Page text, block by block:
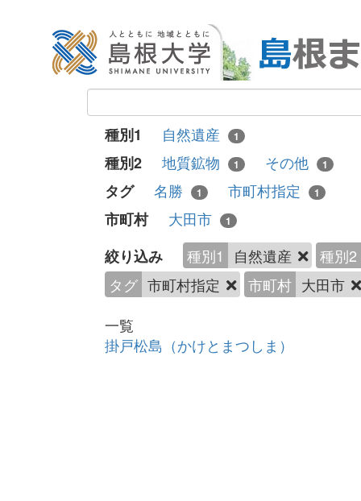
種別1 自然遺産 1
種別2 地質鉱物 1 その他 1
タグ 名勝 1 市町村指定 1
市町村 大田市 1
絞り込み 種別1 自然遺産
種別2
タグ 市町村指定 市町村 大田市
一覧
掛戸松島（かけとまつしま）